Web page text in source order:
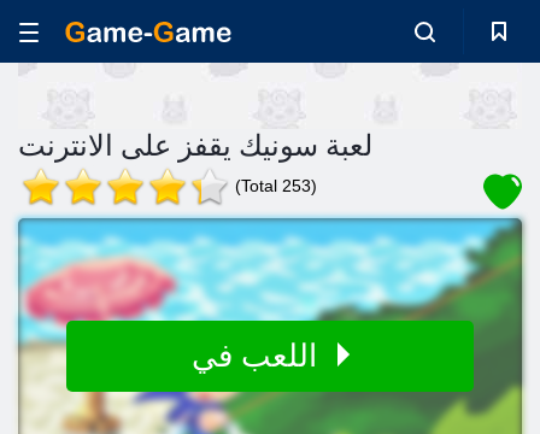
لعبة سونيك يقفز على الانترنت
(Total 253)